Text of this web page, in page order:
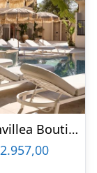
Bougainvillea Boutique Hotel
2.957,00